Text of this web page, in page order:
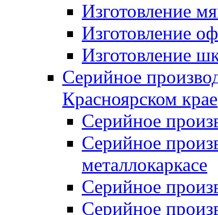
Изготовление
Изготовление
Изготовление
Серийное
Красноярском крае
Серийное
Серийное
металлокаркасе
Серийное
Серийное